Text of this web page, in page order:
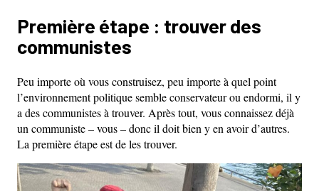
Première étape : trouver des
communistes
Peu importe où vous construisez, peu importe à quel point
l’environnement politique semble conservateur ou endormi, il y
a des communistes à trouver. Après tout, vous connaissez déjà
un communiste – vous – donc il doit bien y en avoir d’autres.
La première étape est de les trouver.